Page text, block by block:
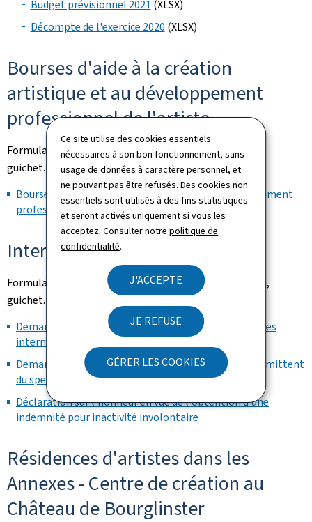
Ce site utilise des cookies essentiels
nécessaires à son bon fonctionnement, sans
usage de données à caractère personnel, et
ne pouvant pas être refusés. Des cookies non
essentiels sont utilisés à des fins statistiques
et seront activés uniquement si vous les
acceptez. Consulter notrepolitique de
confidentialité.
J'ACCEPTE
JE REFUSE
GÉRER LES COOKIES
Budget prévisionnel 2021 (XLSX)
Décompte de l'exercice 2020 (XLSX)
Bourses d'aide à la création
artistique et au développement
professionnel de l'artiste
Formulaire en téléchargement sur le portail Citoyens,
guichet.lu:
Bourse d'aide à la création artistique et au développement
professionnel de l'artiste
(PDF)
Intermittent du spectacle
Formulaires en téléchargement sur le portail Citoyens,
guichet.lu:
Demande en obtention des aides en cas d'inactivité des
intermittents du spectacle
Demande en obtention du carnet de travail de l'intermittent
du spectacle
Déclaration sur l'honneur en vue de l'obtention d'une
indemnité pour inactivité involontaire
Résidences d'artistes dans les
Annexes - Centre de création au
Château de Bourglinster